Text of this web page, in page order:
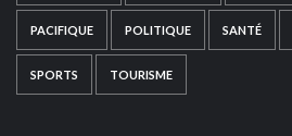
PACIFIQUE POLITIQUE SANTÉ
SPORTS TOURISME